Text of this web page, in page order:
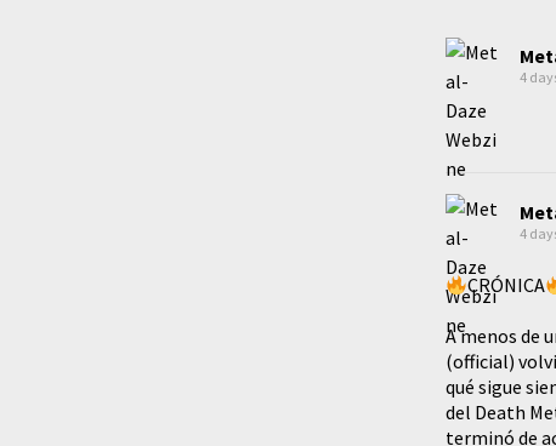
4
4
CRÓNICA
A menos de
(official)
qué sigue
del Death
terminó de